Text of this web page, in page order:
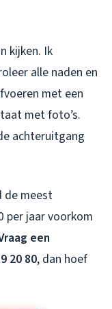
kijken. Ik
alle naden en
met een
met foto’s.
achteruitgang
de meest
per jaar voorkom
een
20 80, dan hoef